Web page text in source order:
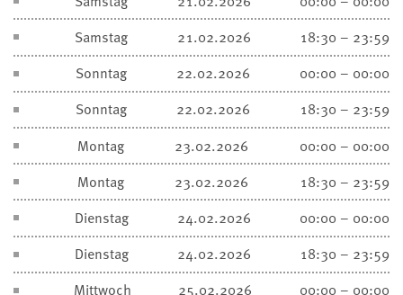
Samstag
21.02.2026
18:30 – 23:59
Sonntag
22.02.2026
00:00 – 00:00
Sonntag
22.02.2026
18:30 – 23:59
Montag
23.02.2026
00:00 – 00:00
Montag
23.02.2026
18:30 – 23:59
Dienstag
24.02.2026
00:00 – 00:00
Dienstag
24.02.2026
18:30 – 23:59
Mittwoch
25.02.2026
00:00 – 00:00